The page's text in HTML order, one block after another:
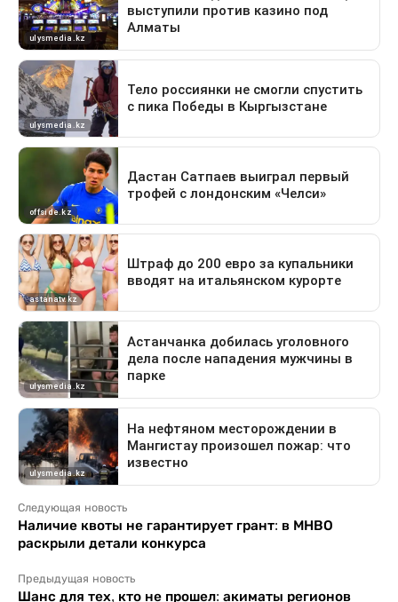
Следующая новость
Наличие квоты не гарантирует грант: в МНВО
раскрыли детали конкурса
Предыдущая новость
Шанс для тех, кто не прошел: акиматы регионов